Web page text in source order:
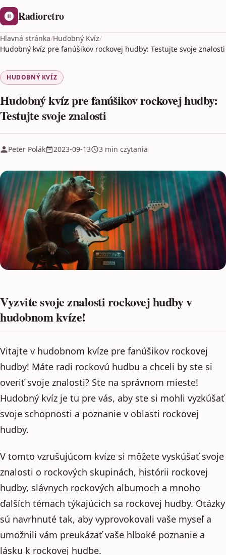
Radioretro
Hlavná stránka/Hudobný Kvíz/
Hudobný kvíz pre fanúšikov rockovej hudby: Testujte svoje znalosti
HUDOBNÝ KVÍZ
Hudobný kvíz pre fanúšikov rockovej hudby:
Testujte svoje znalosti
Peter Polák 2023-09-13 3 min czytania
Vyzvite svoje znalosti rockovej hudby v
hudobnom kvíze!
Vitajte v hudobnom kvíze pre fanúšikov rockovej
hudby! Máte radi rockovú hudbu a chceli by ste si
overiť svoje znalosti? Ste na správnom mieste!
Hudobný kvíz je tu pre vás, aby ste si mohli vyzkúšať
svoje schopnosti a poznanie v oblasti rockovej
hudby.
V tomto vzrušujúcom kvíze si môžete vyskúšať svoje
znalosti o rockových skupinách, histórii rockovej
hudby, slávnych rockových albumoch a mnoho
ďalších témach týkajúcich sa rockovej hudby. Otázky
sú navrhnuté tak, aby vyprovokovali vaše myseľ a
umožnili vám preukázať vaše hlboké poznanie a
lásku k rockovej hudbe.